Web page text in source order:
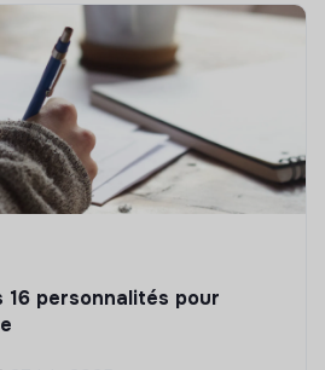
16 personnalités pour